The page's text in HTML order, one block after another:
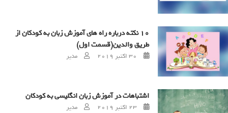
10 نکته درباره راه های آموزش زبان به کودکان از
طریق والدین(قسمت اول)
Posted on
30 اکتبر 2019 Author
مدیر
اشتباهات در آموزش زبان انگلیسی به کودکان
Posted on
23 اکتبر 2019 Author
مدیر